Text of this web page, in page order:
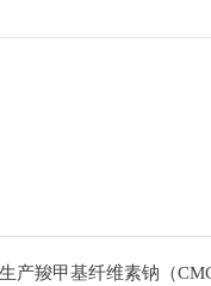
羧甲基纤维素钠（